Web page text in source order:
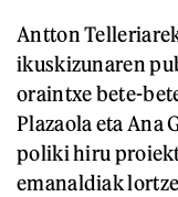
Antton
ikuskizunaren
oraintxe bete-
Plazaola eta Ana
poliki hiru
emanaldiak